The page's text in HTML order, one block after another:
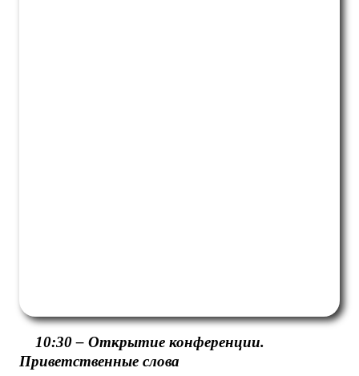
10:30 – Открытие конференции.
Приветственные слова